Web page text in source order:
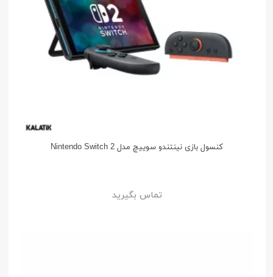
کنسول بازی نینتندو سوییچ مدل Nintendo Switch 2
تماس بگیرید